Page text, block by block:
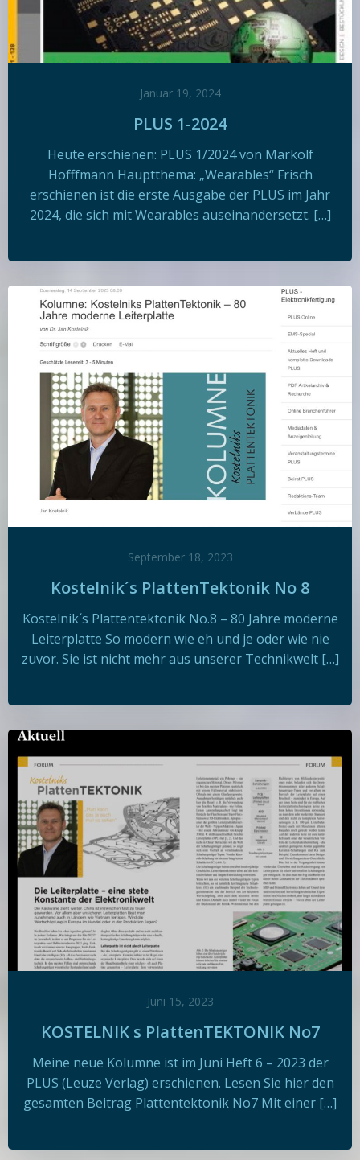
Januar 19, 2024
PLUS 1-2024
Heute erschienen: PLUS 1/2024 von Markolf
Hofffmann Hauptthema: „Wearables“ Frisch
erschienen ist die erste Ausgabe der PLUS im Jahr
2024, die sich mit Wearables auseinandersetzt. […]
September 18, 2023
Kostelnik´s PlattenTektonik No 8
Kostelnik´s Plattentektonik No.8 – 80 Jahre moderne
Leiterplatte So modern wie eh und je oder wie nie
zuvor. Sie ist nicht mehr aus unserer Technikwelt […]
Juni 15, 2023
KOSTELNIK s PlattenTEKTONIK No7
Meine neue Kolumne ist im Juni Heft 6 – 2023 der
PLUS (Leuze Verlag) erschienen. Lesen Sie hier den
gesamten Beitrag Plattentektonik No7 Mit einer […]